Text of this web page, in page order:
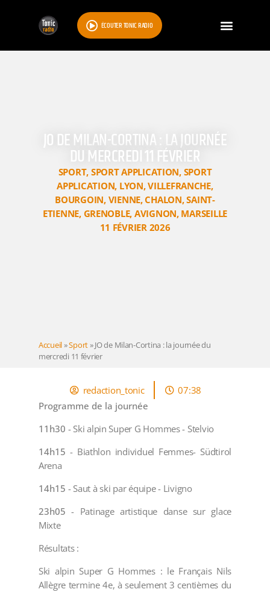
ÉCOUTER TONIC RADIO
JO DE MILAN-CORTINA : LA JOURNÉE
DU MERCREDI 11 FÉVRIER
SPORT, SPORT APPLICATION, SPORT
APPLICATION, LYON,VILLEFRANCHE,
BOURGOIN, VIENNE,CHALON,SAINT-
ETIENNE, GRENOBLE, AVIGNON, MARSEILLE
11 FÉVRIER 2026
Accueil»Sport»JO de Milan-Cortina : la journée du
mercredi 11 février
redaction_tonic
07:38
Programme de la journée
11h30 - Ski alpin Super G Hommes - Stelvio
14h15 - Biathlon individuel Femmes- Südtirol
Arena
14h15 - Saut à ski par équipe - Livigno
23h05 - Patinage artistique danse sur glace
Mixte
Résultats :
Ski alpin Super G Hommes : le Français Nils
Allègre termine 4e, à seulement 3 centièmes du